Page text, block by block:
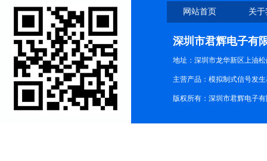
网站首页 关
深圳市君辉电子有
地址：深圳市龙华新区上油松
主营产品：模拟制式信号发
版权所有：深圳市君辉电子